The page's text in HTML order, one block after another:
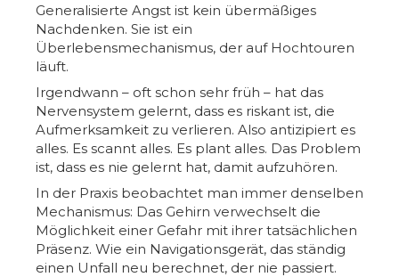
Generalisierte Angst ist kein übermäßiges
Nachdenken. Sie ist ein
Überlebensmechanismus, der auf Hochtouren
läuft.
Irgendwann – oft schon sehr früh – hat das
Nervensystem gelernt, dass es riskant ist, die
Aufmerksamkeit zu verlieren. Also antizipiert es
alles. Es scannt alles. Es plant alles. Das Problem
ist, dass es nie gelernt hat, damit aufzuhören.
In der Praxis beobachtet man immer denselben
Mechanismus: Das Gehirn verwechselt die
Möglichkeit einer Gefahr mit ihrer tatsächlichen
Präsenz. Wie ein Navigationsgerät, das ständig
einen Unfall neu berechnet, der nie passiert.